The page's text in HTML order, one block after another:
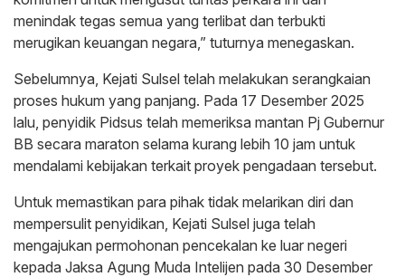
menindak tegas semua yang terlibat dan terbukti
merugikan keuangan negara,” tuturnya menegaskan.
Sebelumnya, Kejati Sulsel telah melakukan serangkaian
proses hukum yang panjang. Pada 17 Desember 2025
lalu, penyidik Pidsus telah memeriksa mantan Pj Gubernur
BB secara maraton selama kurang lebih 10 jam untuk
mendalami kebijakan terkait proyek pengadaan tersebut.
Untuk memastikan para pihak tidak melarikan diri dan
mempersulit penyidikan, Kejati Sulsel juga telah
mengajukan permohonan pencekalan ke luar negeri
kepada Jaksa Agung Muda Intelijen pada 30 Desember